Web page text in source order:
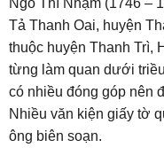
Ngô Thì Nhậm (1746 –
Tả Thanh Oai, huyện
thuộc huyện Thanh Trì,
từng làm quan dưới
có nhiều đóng góp nên
Nhiều văn kiện giấy tờ
ông biên soạn.